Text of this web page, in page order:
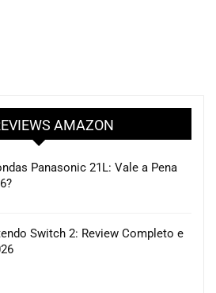
AMAZON
Panasonic 21L: Vale a Pena
Switch 2: Review Completo e